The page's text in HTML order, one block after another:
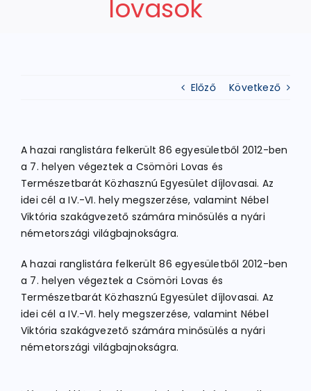
PÁLYÁK
ELÉRHETŐSÉGEK
TAGDÍJ BEFIZETÉS
lovasok
Előző Következő
A hazai ranglistára felkerült 86 egyesületből 2012-ben
a 7. helyen végeztek a Csömöri Lovas és
Természetbarát Közhasznú Egyesület díjlovasai. Az
idei cél a IV.-VI. hely megszerzése, valamint Nébel
Viktória szakágvezető számára minősülés a nyári
németországi világbajnokságra.
A hazai ranglistára felkerült 86 egyesületből 2012-ben
a 7. helyen végeztek a Csömöri Lovas és
Természetbarát Közhasznú Egyesület díjlovasai. Az
idei cél a IV.-VI. hely megszerzése, valamint Nébel
Viktória szakágvezető számára minősülés a nyári
németországi világbajnokságra.